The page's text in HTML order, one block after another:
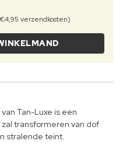
verzendkosten)
Tan-Luxe is een
transformeren van dof
stralende teint.